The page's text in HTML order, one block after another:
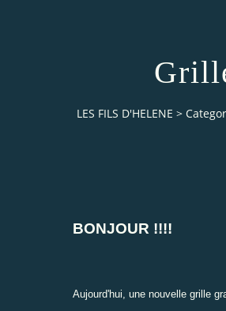
LES FILS D'HELENE >
BONJOUR !!!!
Aujourd'hui, une nouvelle grille